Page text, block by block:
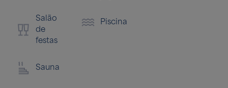
Salão
de
festas
Piscina
Sauna